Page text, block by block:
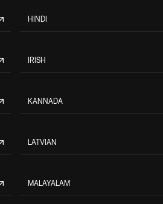
HINDI
IRISH
KANNADA
LATVIAN
MALAYALAM